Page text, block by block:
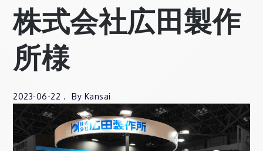
株式会社広田製作
所様
2023-06-22 By Kansai